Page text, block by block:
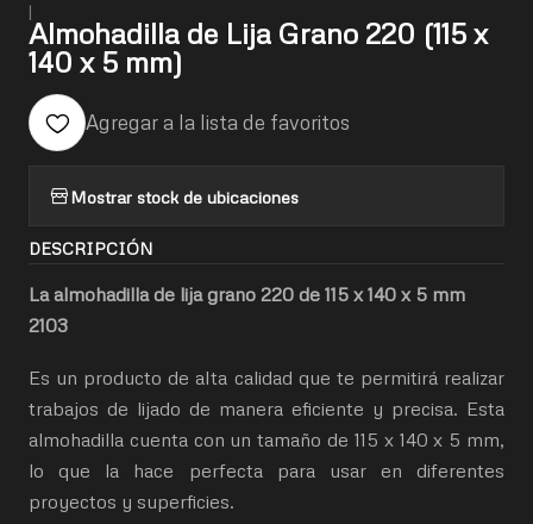
|
Almohadilla de Lija Grano 220 (115 x
140 x 5 mm)
Agregar a la lista de favoritos
Mostrar stock de ubicaciones
DESCRIPCIÓN
La almohadilla de lija grano 220 de 115 x 140 x 5 mm
2103
Es un producto de alta calidad que te permitirá realizar
trabajos de lijado de manera eficiente y precisa. Esta
almohadilla cuenta con un tamaño de 115 x 140 x 5 mm,
lo que la hace perfecta para usar en diferentes
proyectos y superficies.